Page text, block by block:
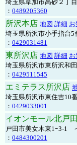
埼玉県草加市高砂２丁
： 0489205360
所沢本店 地図 詳細
埼玉県所沢市小手指台5
： 0429031481
東所沢店 地図 詳細
埼玉県所沢市東所沢和
： 0429511545
エミテラス所沢店
埼玉県所沢市東住吉10
： 0429033001
イオンモール北戸
戸田市美女木東1ｰ3‐1
： 0484300201